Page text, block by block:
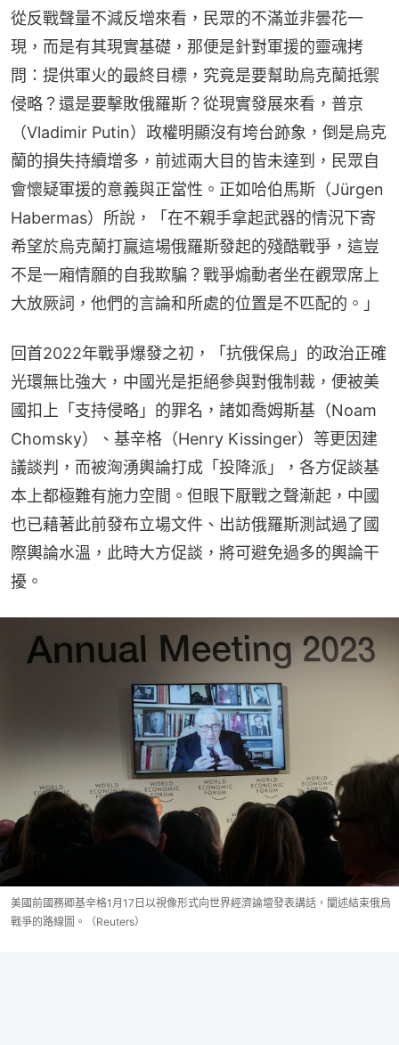
從反戰聲量不減反增來看，民眾的不滿並非曇花一
現，而是有其現實基礎，那便是針對軍援的靈魂拷
問：提供軍火的最終目標，究竟是要幫助烏克蘭抵禦
侵略？還是要擊敗俄羅斯？從現實發展來看，普京
（Vladimir Putin）政權明顯沒有垮台跡象，倒是烏克
蘭的損失持續增多，前述兩大目的皆未達到，民眾自
會懷疑軍援的意義與正當性。正如哈伯馬斯（Jürgen
Habermas）所說，「在不親手拿起武器的情況下寄
希望於烏克蘭打贏這場俄羅斯發起的殘酷戰爭，這豈
不是一廂情願的自我欺騙？戰爭煽動者坐在觀眾席上
大放厥詞，他們的言論和所處的位置是不匹配的。」
回首2022年戰爭爆發之初，「抗俄保烏」的政治正確
光環無比強大，中國光是拒絕參與對俄制裁，便被美
國扣上「支持侵略」的罪名，諸如喬姆斯基（Noam
Chomsky）、基辛格（Henry Kissinger）等更因建
議談判，而被洶湧輿論打成「投降派」，各方促談基
本上都極難有施力空間。但眼下厭戰之聲漸起，中國
也已藉著此前發布立場文件、出訪俄羅斯測試過了國
際輿論水溫，此時大方促談，將可避免過多的輿論干
擾。
美國前國務卿基辛格1月17日以視像形式向世界經濟論壇發表講話，闡述結束俄烏
戰爭的路線圖。（Reuters）